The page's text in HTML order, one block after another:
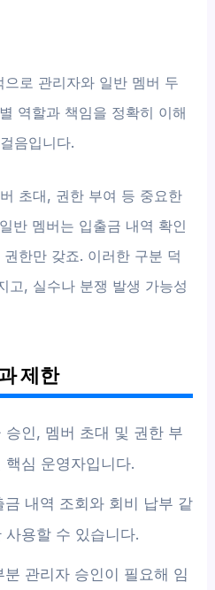
로 관리자와 일반 멤버 두
역할과 책임을 정확히 이해
음입니다.
초대, 권한 부여 등 중요한
반 멤버는 입출금 내역 확인
한만 갖죠. 이러한 구분 덕
고, 실수나 분쟁 발생 가능성
제한
승인, 멤버 초대 및 권한 부
핵심 운영자입니다.
금 내역 조회와 회비 납부 같
사용할 수 있습니다.
분 관리자 승인이 필요해 임